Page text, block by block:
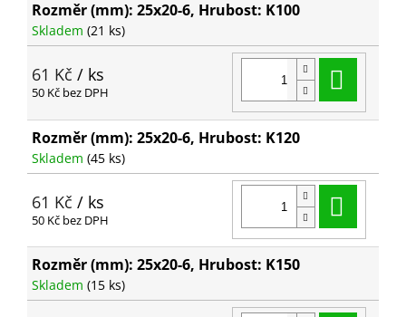
Rozměr (mm): 25x20-6, Hrubost: K100
Skladem (21 ks)
61 Kč / ks
50 Kč bez DPH
Rozměr (mm): 25x20-6, Hrubost: K120
Skladem (45 ks)
61 Kč / ks
50 Kč bez DPH
Rozměr (mm): 25x20-6, Hrubost: K150
Skladem (15 ks)